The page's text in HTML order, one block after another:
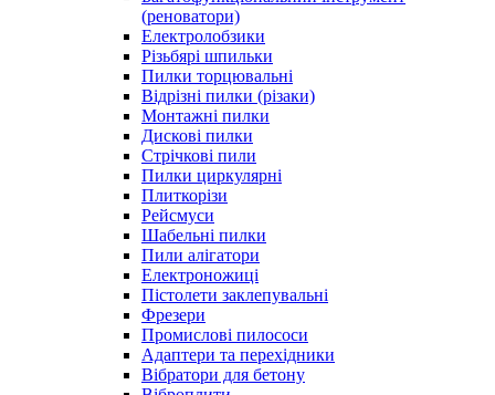
(реноватори)
Електролобзики
Різьбярі шпильки
Пилки торцювальні
Відрізні пилки (різаки)
Монтажні пилки
Дискові пилки
Стрічкові пили
Пилки циркулярні
Плиткорізи
Рейсмуси
Шабельні пилки
Пили алігатори
Електроножиці
Пістолети заклепувальні
Фрезери
Промислові пилососи
Адаптери та перехідники
Вібратори для бетону